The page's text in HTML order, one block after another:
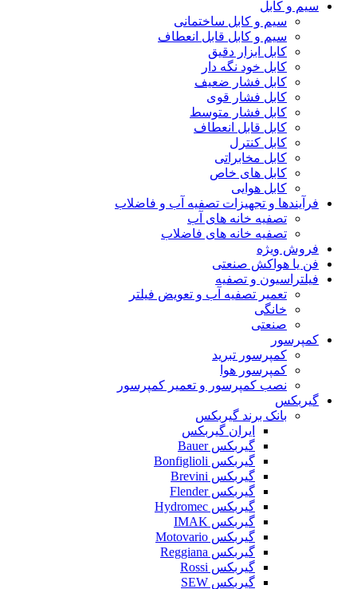
سیم و کابل
سیم و کابل ساختمانی
سیم و کابل قابل انعطاف
کابل ابزار دقیق
کابل خود نگه دار
کابل فشار ضعیف
کابل فشار قوی
کابل فشار متوسط
کابل قابل انعطاف
کابل کنترل
کابل مخابراتی
کابل های خاص
کابل هوایی
فرآیندها و تجهیزات تصفیه آب و فاضلاب
تصفیه خانه های آب
تصفیه خانه های فاضلاب
فروش ویژه
فن یا هواکش صنعتی
فیلتراسیون و تصفیه
تعمیر تصفیه آب و تعویض فیلتر
خانگی
صنعتی
کمپرسور
کمپرسور تبرید
کمپرسور هوا
نصب کمپرسور و تعمیر کمپرسور
گیربکس
بانک برند گیربکس
ایران گیربکس
گیربکس Bauer
گیربکس Bonfiglioli
گیربکس Brevini
گیربکس Flender
گیربکس Hydromec
گیربکس IMAK
گیربکس Motovario
گیربکس Reggiana
گیربکس Rossi
گیربکس SEW